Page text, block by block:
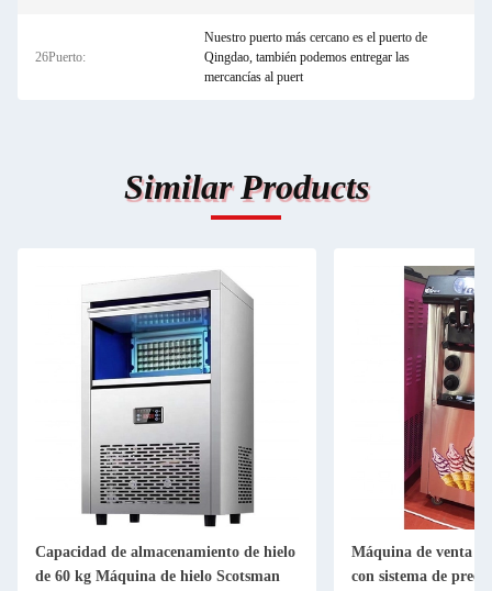
26Puerto:
Nuestro puerto más cercano es el puerto de
Qingdao, también podemos entregar las
mercancías al puert
Similar Products
Capacidad de almacenamiento de hielo
de 60 kg Máquina de hielo Scotsman
Máquina de venta
con sistema de